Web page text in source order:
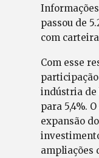
passou de
com
Com esse
indústria de
para 5,4%.
expansão
ampliações